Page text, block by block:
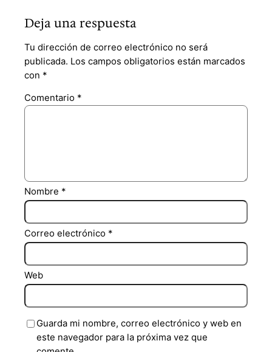
Deja una respuesta
Tu dirección de correo electrónico no será
publicada. Los campos obligatorios están marcados
con *
Comentario *
Nombre *
Correo electrónico *
Web
Guarda mi nombre, correo electrónico y web en
este navegador para la próxima vez que